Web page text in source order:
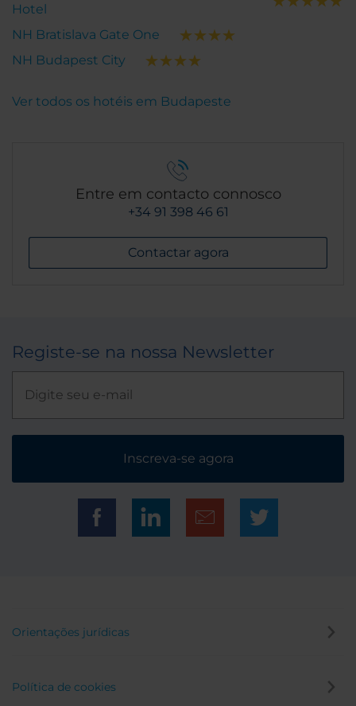
Hotel
NH Bratislava Gate One
NH Budapest City
Ver todos os hotéis em Budapeste
Entre em contacto connosco
+34 91 398 46 61
Contactar agora
Registe-se na nossa Newsletter
Inscreva-se agora
Orientações jurídicas
Política de cookies